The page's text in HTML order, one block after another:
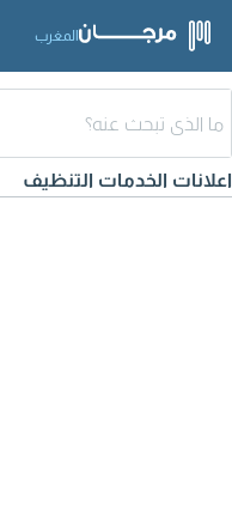
المغرب
اعلانات الخدمات التنظيف